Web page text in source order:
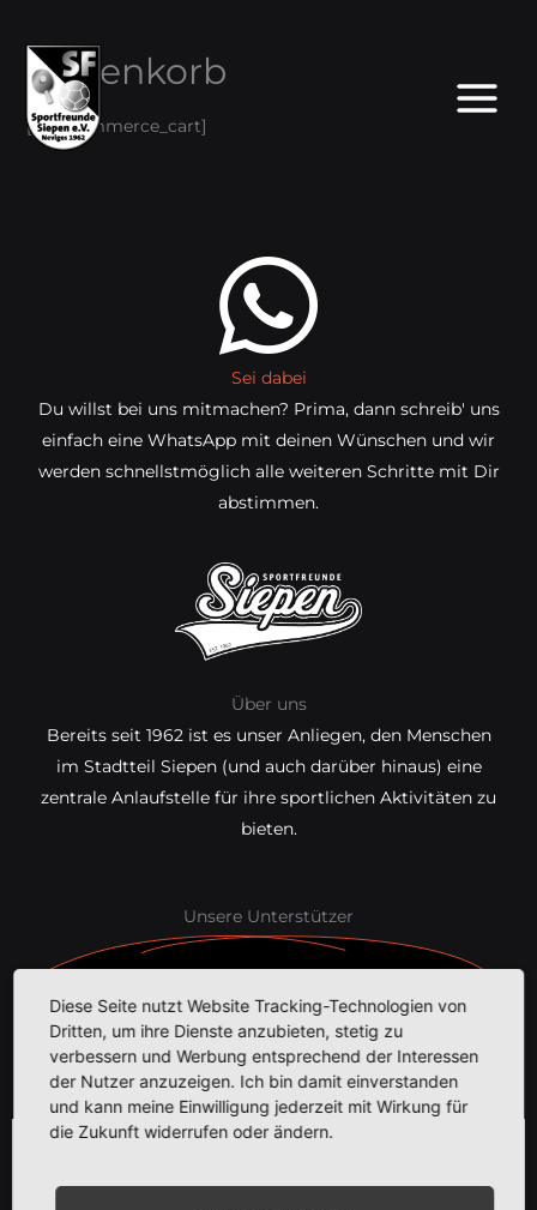
Inhalt
springen
Warenkorb
[woocommerce_cart]
Sei dabei
Du willst bei uns mitmachen? Prima, dann schreib' uns
einfach eine WhatsApp mit deinen Wünschen und wir
werden schnellstmöglich alle weiteren Schritte mit Dir
abstimmen.
Über uns
Bereits seit 1962 ist es unser Anliegen, den Menschen
im Stadtteil Siepen (und auch darüber hinaus) eine
zentrale Anlaufstelle für ihre sportlichen Aktivitäten zu
bieten.
Unsere Unterstützer
Diese Seite nutzt Website Tracking-Technologien von
Dritten, um ihre Dienste anzubieten, stetig zu
verbessern und Werbung entsprechend der Interessen
der Nutzer anzuzeigen. Ich bin damit einverstanden
und kann meine Einwilligung jederzeit mit Wirkung für
die Zukunft widerrufen oder ändern.